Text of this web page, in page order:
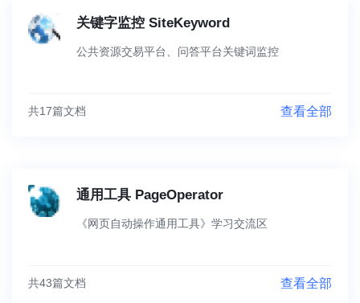
关键字监控 SiteKeyword
公共资源交易平台、问答平台关键词监控
共17篇文档 查看全部
通用工具 PageOperator
《网页自动操作通用工具》学习交流区
共43篇文档 查看全部